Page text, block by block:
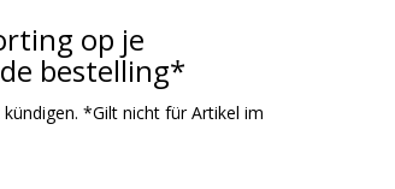
op je
bestelling*
*Gilt nicht für Artikel im
Produkte